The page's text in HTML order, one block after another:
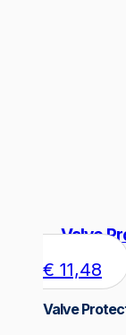
Valve
€ 11,48
Valve